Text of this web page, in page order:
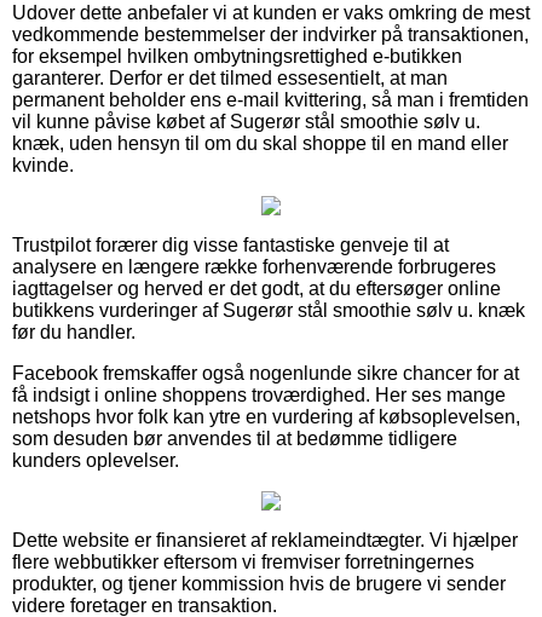
Udover dette anbefaler vi at kunden er vaks omkring de mest
vedkommende bestemmelser der indvirker på transaktionen,
for eksempel hvilken ombytningsrettighed e-butikken
garanterer. Derfor er det tilmed essesentielt, at man
permanent beholder ens e-mail kvittering, så man i fremtiden
vil kunne påvise købet af Sugerør stål smoothie sølv u.
knæk, uden hensyn til om du skal shoppe til en mand eller
kvinde.
Trustpilot forærer dig visse fantastiske genveje til at
analysere en længere række forhenværende forbrugeres
iagttagelser og herved er det godt, at du eftersøger online
butikkens vurderinger af Sugerør stål smoothie sølv u. knæk
før du handler.
Facebook fremskaffer også nogenlunde sikre chancer for at
få indsigt i online shoppens troværdighed. Her ses mange
netshops hvor folk kan ytre en vurdering af købsoplevelsen,
som desuden bør anvendes til at bedømme tidligere
kunders oplevelser.
Dette website er finansieret af reklameindtægter. Vi hjælper
flere webbutikker eftersom vi fremviser forretningernes
produkter, og tjener kommission hvis de brugere vi sender
videre foretager en transaktion.